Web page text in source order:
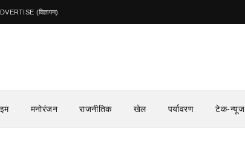
(विज्ञापन)
मनोरंजन राजनीतिक खेल पर्यावरण टेक-न्यूज